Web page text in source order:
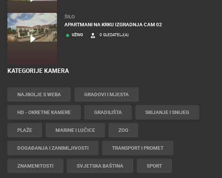
ŠILO
APARTMANI NA KRKU IZGRADNJA CAM 02
UŽIVO 0 GLEDATELJ(A)
KATEGORIJE KAMERA
NAJBOLJE S WEBA GRADOVI I MJESTA
HD - OKRETNE KAMERE GRADILIŠTA SKIJANJE I SNIJEG
PLAŽE MARINE I LUČICE ZOO
DOGAĐANJA I ZANIMLJIVOSTI TRANSPORT I PROMET
ZNAMENITOSTI SVJETSKA BAŠTINA SPORT